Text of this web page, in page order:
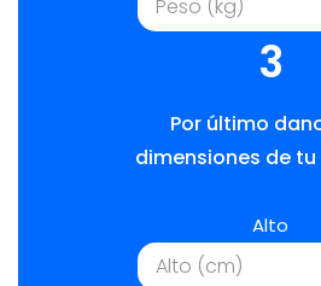
3
Por último
dimensiones de
Alto